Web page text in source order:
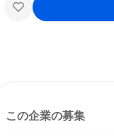
この企業の募集